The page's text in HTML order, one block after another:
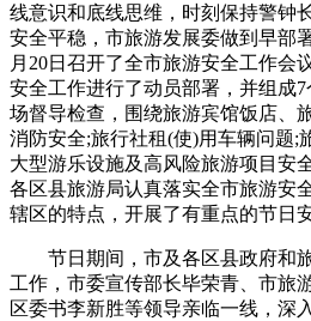
线意识和底线思维，时刻保持警钟
安全平稳，市旅游发展委做到早部
月20日召开了全市旅游安全工作会
安全工作进行了动员部署，并组成
场督导检查，围绕旅游宾馆饭店、
消防安全;旅行社租(使)用车辆问题;
大型游乐设施及高风险旅游项目安
各区县旅游局认真落实全市旅游安
辖区的特点，开展了有重点的节日
节日期间，市及各区县政府和
工作，市委宣传部长毕荣青、市旅
区委书李新胜等领导亲临一线，深